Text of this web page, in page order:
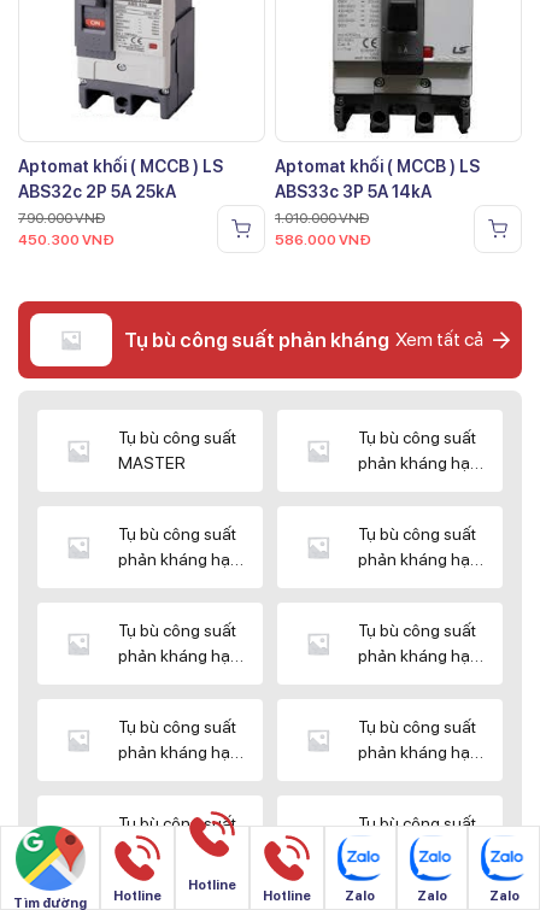
Aptomat khối ( MCCB ) LS
ABS32c 2P 5A 25kA
790.000VNĐ
450.300 VNĐ
Aptomat khối ( MCCB ) LS
ABS33c 3P 5A 14kA
1.010.000VNĐ
586.000 VNĐ
Tụ bù công suất phản kháng Xem tất cả
Tụ bù công suất
MASTER
Tụ bù công suất
phản kháng hạ
Tụ bù công suất
phản kháng hạ
Tụ bù công suất
phản kháng hạ
Tụ bù công suất
phản kháng hạ
Tụ bù công suất
phản kháng hạ
Tụ bù công suất
phản kháng hạ
Tụ bù công suất
phản kháng hạ
Tụ bù công suất
phản kháng hạ
thế SHIZUKI
Tụ bù công suất
phản kháng hạ
thế SINO
Tìm đường Hotline
Hotline
Hotline Zalo Zalo Zalo